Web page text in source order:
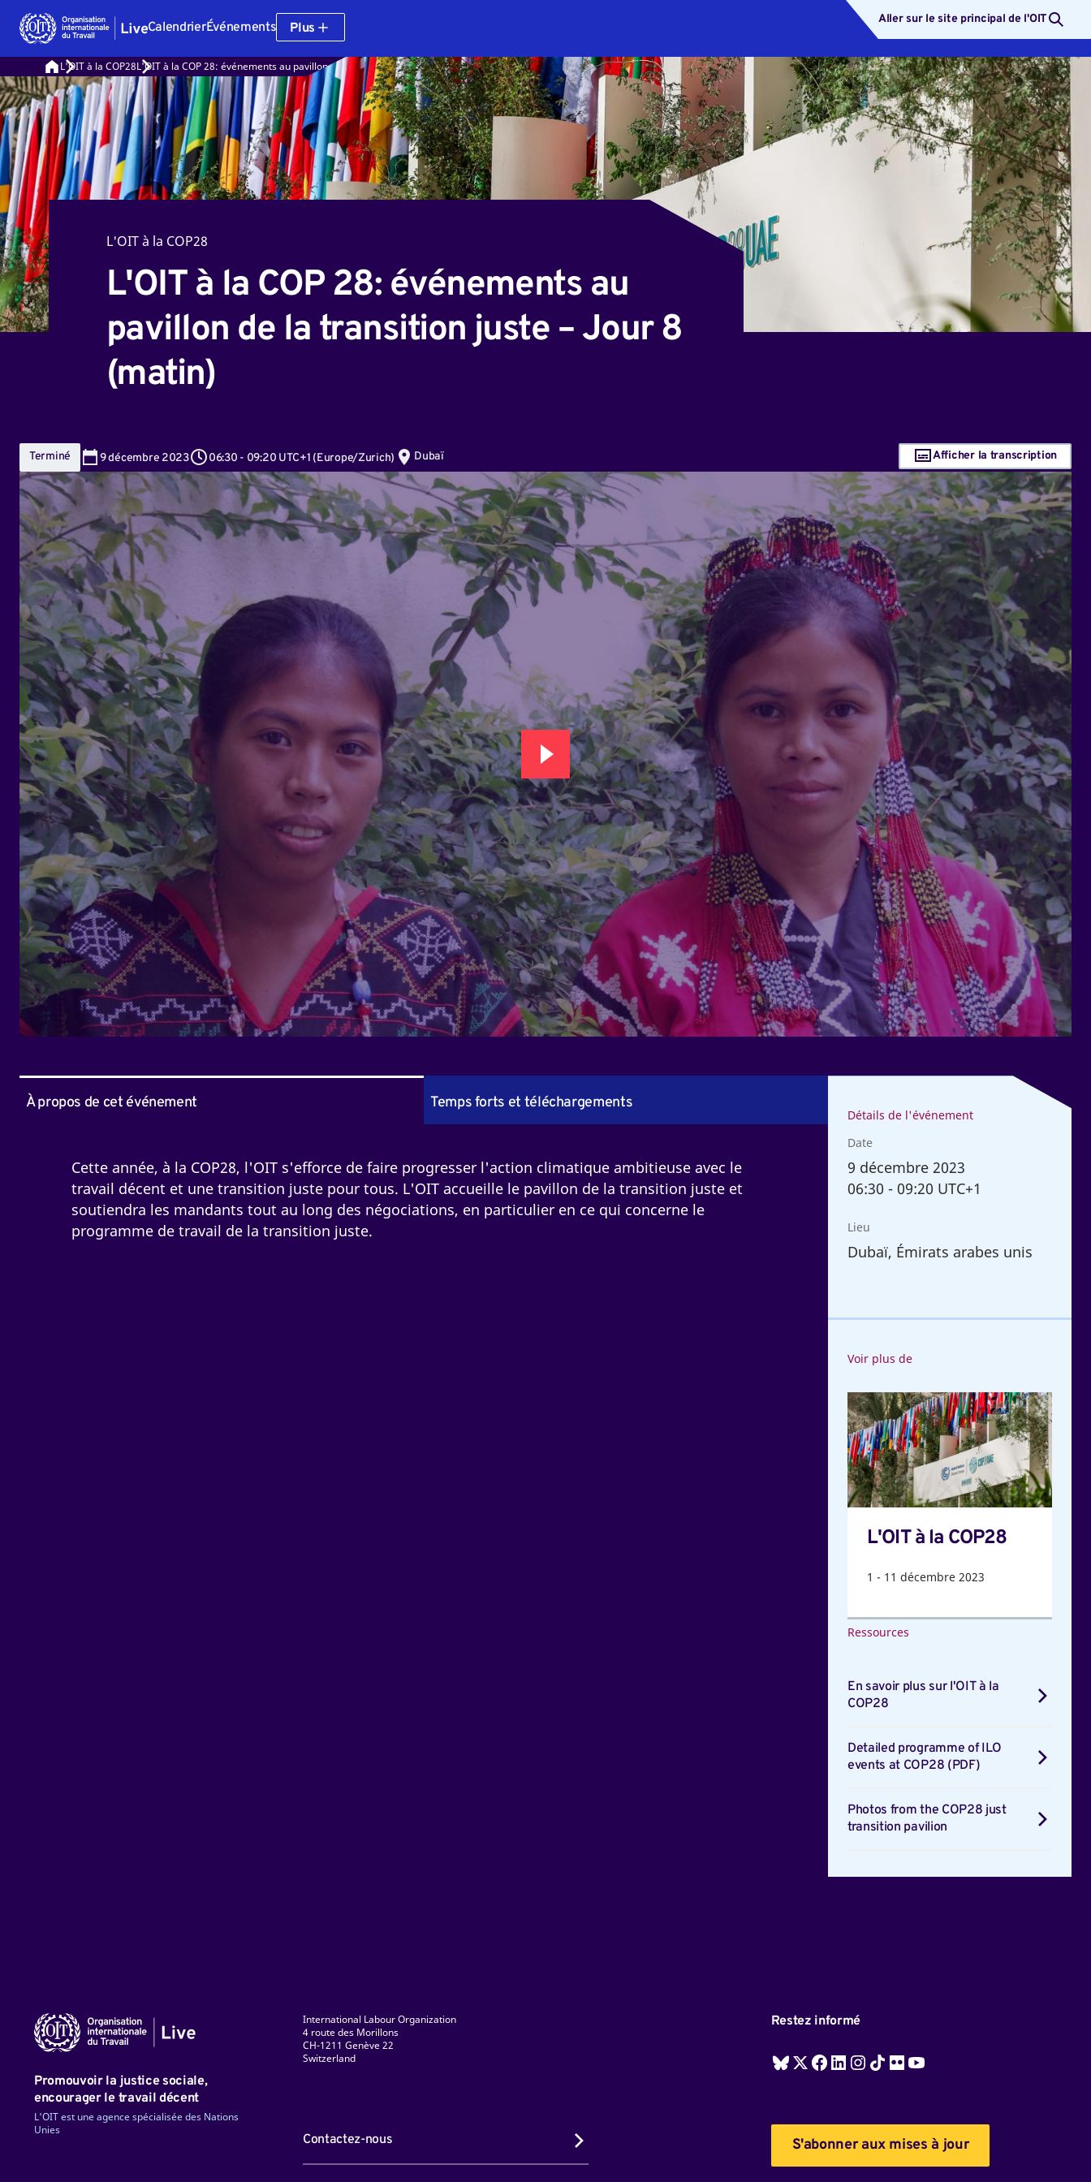
CalendrierÉvénements Plus
Aller sur le site principal de l'OIT
L'OIT à la COP28L'OIT à la COP 28: événements au pavillon de la transition juste – Jour 8 (matin)
L'OIT à la COP28
L'OIT à la COP 28: événements au
pavillon de la transition juste – Jour 8
(matin)
Terminé 9décembre 2023 06:30 - 09:20 UTC+1 (Europe/Zurich) Dubaï Afficher la transcription
À propos de cet événement Temps forts et téléchargements
Cette année, à la COP28, l'OIT s'efforce de faire progresser l'action climatique ambitieuse avec le
travail décent et une transition juste pour tous. L'OIT accueille le pavillon de la transition juste et
soutiendra les mandants tout au long des négociations, en particulier en ce qui concerne le
programme de travail de la transition juste.
Détails de l'événement
Date
9 décembre 2023
06:30 - 09:20 UTC+1
Lieu
Dubaï, Émirats arabes unis
Voir plus de
L'OIT
à
la
COP28
L'OIT à la COP28
1 - 11 décembre 2023
Ressources
En savoir plus sur l'OIT à la
COP28
Detailed programme of ILO
events at COP28 (PDF)
Photos from the COP28 just
transition pavilion
Promouvoir la justice sociale,
encourager le travail décent
L'OIT est une agence spécialisée des Nations
Unies
International Labour Organization
4 route des Morillons
CH-1211 Genève 22
Switzerland
Contactez-nous
Restez informé
S'abonner aux mises à jour